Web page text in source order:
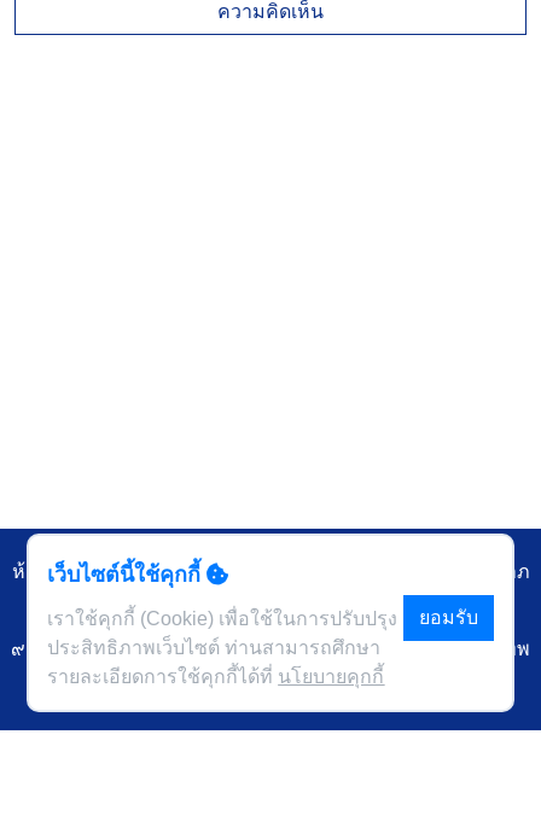
ความคิดเห็น
เว็บไซต์นี้ใช้คุกกี้
เราใช้คุกกี้ (Cookie) เพื่อใช้ในการปรับปรุง
ประสิทธิภาพเว็บไซต์ ท่านสามารถศึกษา
รายละเอียดการใช้คุกกี้ได้ที่ นโยบายคุกกี้
ยอมรับ
ห้องสมุดคณะพยาบาลศาสตร์อัครราชกุมารี ราชวิทยาลัยจุฬาภ
๙๐๖ ถนนกำแพงเพชร ๖ แขวงตลาดบางเขน เขตหลักสี่ กรุงเทพ
๑๐๒๑๐